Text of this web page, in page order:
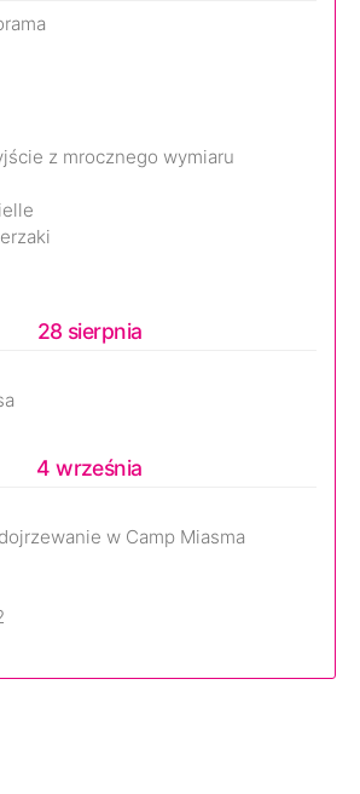
z mrocznego wymiaru
28 sierpnia
4 września
w Camp Miasma